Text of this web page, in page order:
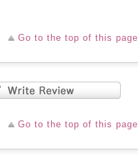
Go to the top of this page
Go to the top of this page